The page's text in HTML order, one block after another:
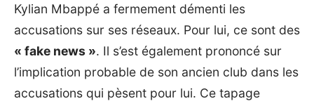
Kylian Mbappé a fermement démenti les
accusations sur ses réseaux. Pour lui, ce sont des
« fake news ». Il s’est également prononcé sur
l’implication probable de son ancien club dans les
accusations qui pèsent pour lui. Ce tapage